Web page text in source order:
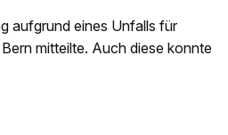
aufgrund eines Unfalls für
mitteilte. Auch diese konnte